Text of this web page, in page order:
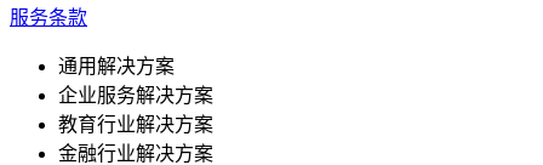
服务条款
通用解决方案
企业服务解决方案
教育行业解决方案
金融行业解决方案